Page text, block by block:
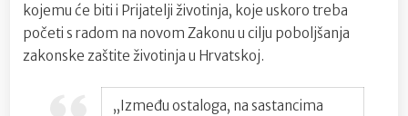
kojemu će biti i Prijatelji životinja, koje uskoro treba
početi s radom na novom Zakonu u cilju poboljšanja
zakonske zaštite životinja u Hrvatskoj.
„Između ostaloga, na sastancima